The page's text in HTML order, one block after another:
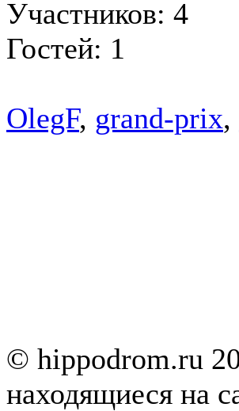
Участников: 4
Гостей: 1
OlegF, grand-prix,
© hippodrom.ru
находящиеся на